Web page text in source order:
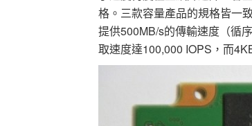
格。三款容量產品的規格皆一
提供500MB/s的傳輸速度（循
取速度達100,000 IOPS，而